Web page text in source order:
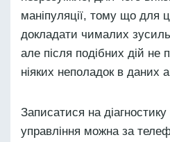
маніпуляції, тому що для
докладати чималих
але після подібних дій не
ніяких неполадок в даних
Записатися на
управління можна за